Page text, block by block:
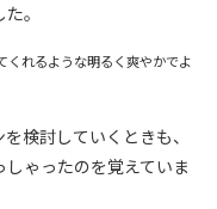
。
くれるような明るく爽やかでよ
検討していくときも、
ゃったのを覚えていま